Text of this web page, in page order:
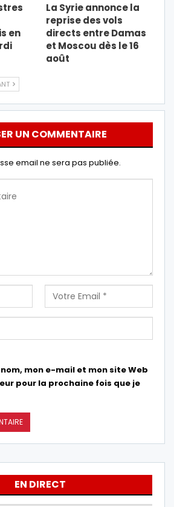
en
La Syrie annonce la
reprise des vols
directs entre Damas
et Moscou dès le 16
août
UN COMMENTAIRE
email ne sera pas publiée.
mon e-mail et mon site Web
pour la prochaine fois que je
EN DIRECT